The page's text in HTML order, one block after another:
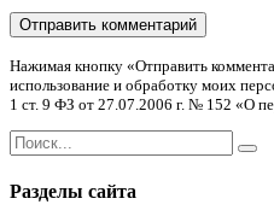
Нажимая кнопку «Отправить
использование и обработку моих
1 ст. 9 ФЗ от 27.07.2006 г. № 152 «О
Разделы сайта